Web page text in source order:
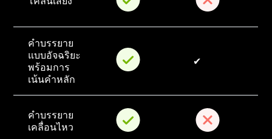
คำบรรยาย
แบบอัจฉริยะ
พร้อมการ
เน้นคำหลัก
✔
คำบรรยาย
เคลื่อนไหว